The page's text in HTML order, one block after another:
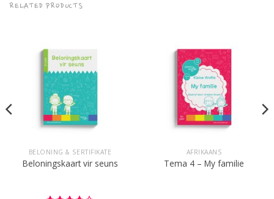
RELATED PRODUCTS
BELONING & SERTIFIKATE
Beloningskaart vir seuns
AFRIKAANS
Tema 4 – My familie